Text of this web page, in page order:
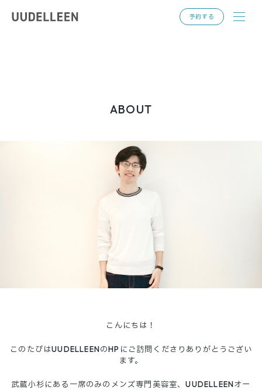
ABOUT
こんにちは！
このたびはUUDELLEENのHPにご訪問くださりありがとうござい
ます。
武蔵小杉にある一席のみのメンズ専門美容室、UUDELLEENオー
予約する